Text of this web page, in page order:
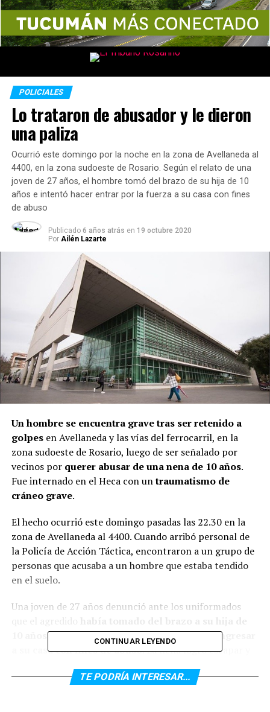
POLICIALES
Lo trataron de abusador y le dieron
una paliza
Ocurrió este domingo por la noche en la zona de Avellaneda al
4400, en la zona sudoeste de Rosario. Según el relato de una
joven de 27 años, el hombre tomó del brazo de su hija de 10
años e intentó hacer entrar por la fuerza a su casa con fines
de abuso
Publicado 6 años atrás en 19 octubre 2020
Por Ailén Lazarte
Un hombre se encuentra grave tras ser retenido a
golpesen Avellaneda y las vías del ferrocarril, en la
zona sudoeste de Rosario, luego de ser señalado por
vecinos por querer abusar de una nena de 10 años.
Fue internado en el Heca con untraumatismo de
cráneo grave.
El hecho ocurrió este domingo pasadas las 22.30 en la
zona de Avellaneda al 4400. Cuando arribó personal de
la Policía de Acción Táctica, encontraron a un grupo de
personas que acusaba a un hombre que estaba tendido
en el suelo.
Una joven de 27 años denunció ante los uniformados
10 años de manera brusca e intentó hacerla ingresar
a su casa con fines de abuso. La nena logró escapar y
CONTINUAR LEYENDO
TE PODRÍA INTERESAR...